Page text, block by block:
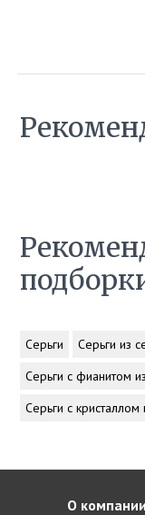
Серьги Серьги из
Серьги с фианитом
Серьги с
О компании